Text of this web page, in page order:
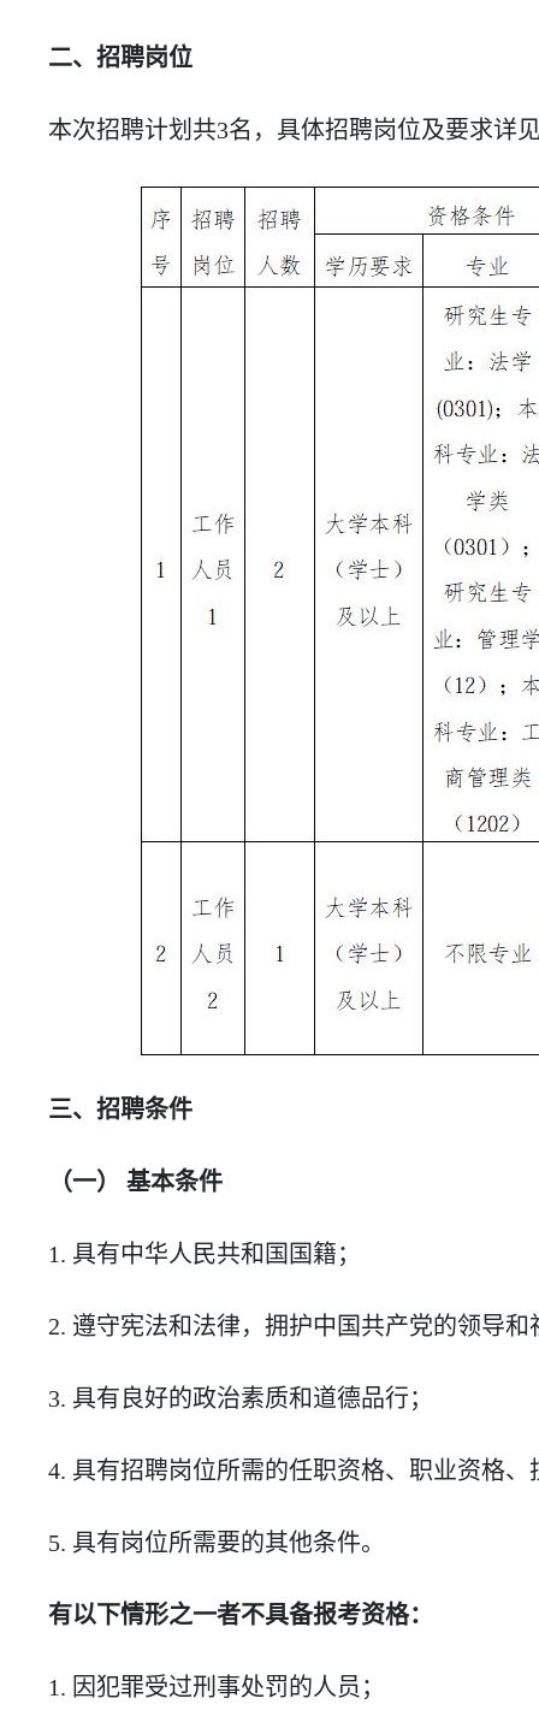
二、招聘岗位
本次招聘计划共3名，具体招聘岗位及要求详
三、招聘条件
（一） 基本条件
1. 具有中华人民共和国国籍；
2. 遵守宪法和法律，拥护中国共产党的领导和
3. 具有良好的政治素质和道德品行；
4. 具有招聘岗位所需的任职资格、职业资格
5. 具有岗位所需要的其他条件。
有以下情形之一者不具备报考资格：
1. 因犯罪受过刑事处罚的人员；